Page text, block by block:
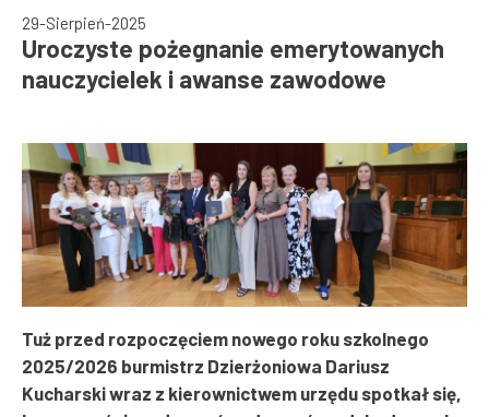
zawodowe
Urząd
Miasta
Dzierżoniów
29-Sierpień-2025
Uroczyste pożegnanie emerytowanych
nauczycielek i awanse zawodowe
Tuż przed rozpoczęciem nowego roku szkolnego
2025/2026 burmistrz Dzierżoniowa Dariusz
Kucharski wraz z kierownictwem urzędu spotkał się,